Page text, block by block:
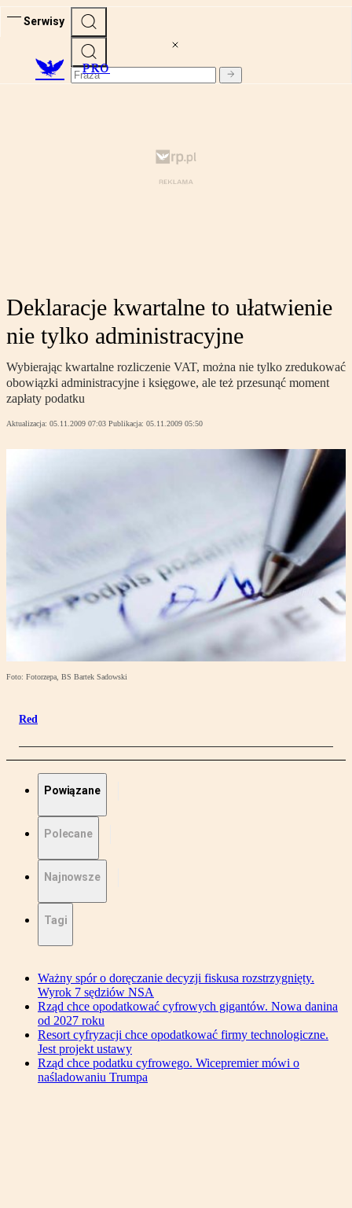
Serwisy
PRO
Deklaracje kwartalne to ułatwienie
nie tylko administracyjne
Wybierając kwartalne rozliczenie VAT, można nie tylko zredukować
obowiązki administracyjne i księgowe, ale też przesunąć moment
zapłaty podatku
Aktualizacja: 05.11.2009 07:03 Publikacja: 05.11.2009 05:50
Foto: Fotorzepa, BS Bartek Sadowski
Red
Powiązane
Polecane
Najnowsze
Tagi
Ważny spór o doręczanie decyzji fiskusa rozstrzygnięty.
Wyrok 7 sędziów NSA
Rząd chce opodatkować cyfrowych gigantów. Nowa danina
od 2027 roku
Resort cyfryzacji chce opodatkować firmy technologiczne.
Jest projekt ustawy
Rząd chce podatku cyfrowego. Wicepremier mówi o
naśladowaniu Trumpa